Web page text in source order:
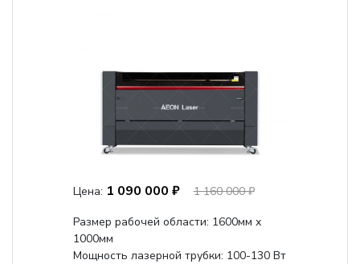
Цена: 1 090 000 ₽
1 160 000 ₽
Размер рабочей области: 1600мм х
1000мм
Мощность лазерной трубки: 100-130 Вт